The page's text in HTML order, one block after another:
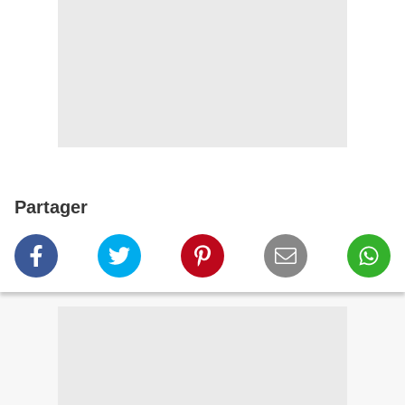
Partager